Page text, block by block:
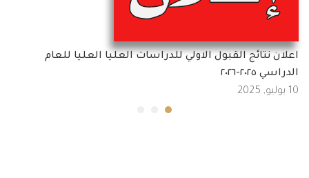
اعلان نتائج القبول الاولي للدراسات العليا العليا للعام
الدراسي ٢٠٢٥-٢٠٢٦
10 يوليو, 2025